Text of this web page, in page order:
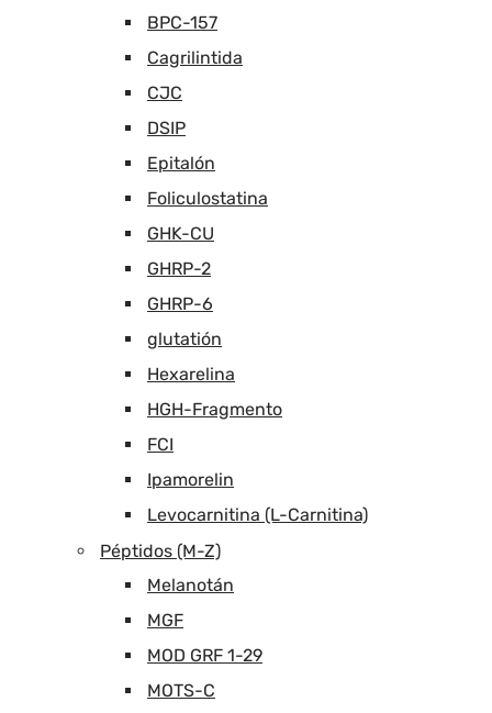
BPC-157
Cagrilintida
CJC
DSIP
Epitalón
Foliculostatina
GHK-CU
GHRP-2
GHRP-6
glutatión
Hexarelina
HGH-Fragmento
FCI
Ipamorelin
Levocarnitina (L-Carnitina)
Péptidos (M-Z)
Melanotán
MGF
MOD GRF 1-29
MOTS-C